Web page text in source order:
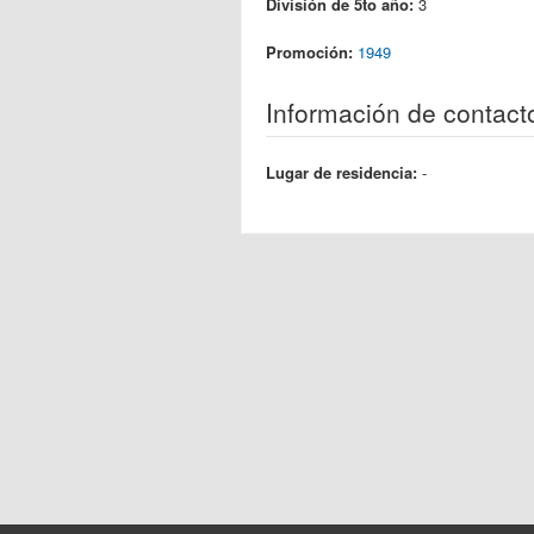
Promoción: 1949
Información de
Lugar de residencia: -